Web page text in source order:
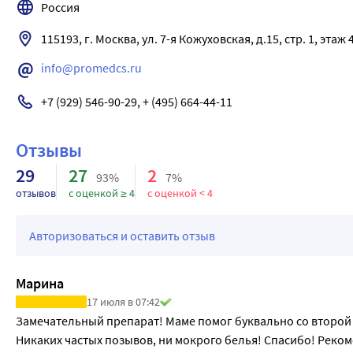
Фармакокинетические данные не выявили существенных
В исследовании с участием пациентов с тяжелой почечной
было в 4 раза выше, а Cmax в 2 раза выше. Период
участием пациентов с нарушением функции почек
Пациенты с нарушением функции печени
Россия
115193, г. Москва, ул. 7-я Кожуховская, д.15, стр. 1,
info@promedcs.ru
+7 (929) 546-90-29, + (495) 664-44-11
Отзывы
29
отзывов
27 93%
с оценкой ≥ 4
2 7%
с оценкой < 4
Авторизоваться и оставить отзыв
Марина
17 июля в 07:42
Замечательный препарат! Маме помог буквально со
Никаких частых позывов, ни мокрого белья! Спасибо!